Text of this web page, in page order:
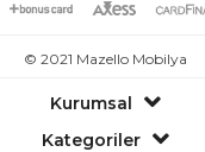
© 2021 Mazello Mobilya
Kurumsal
Kategoriler